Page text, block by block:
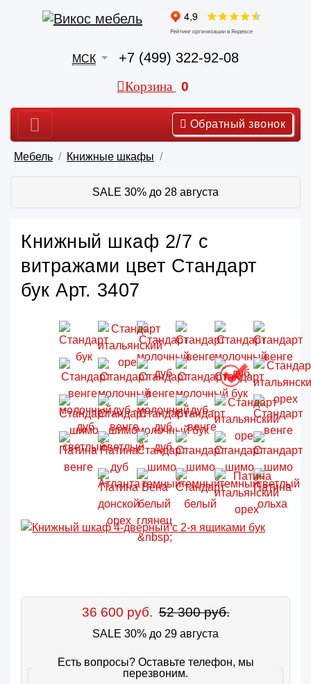
МСК +7 (499) 322-92-08
Корзина 0
Обратный звонок
Мебель Книжные шкафы
SALE 30% до 28 августа
Книжный шкаф 2/7 с
витражами цвет Стандарт
бук Арт. 3407
36 600 руб. 52 300 руб.
SALE 30% до 29 августа
Есть вопросы? Оставьте телефон, мы
перезвоним.